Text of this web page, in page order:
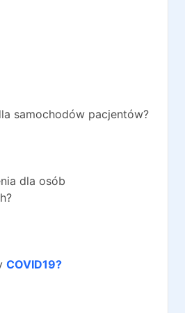
samochodów pacjentów?
dla osób
COVID19?